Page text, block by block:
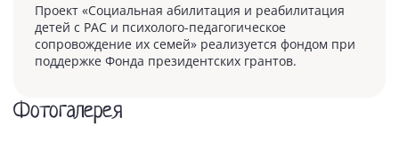
Проект «Социальная абилитация и реабилитация
детей с РАС и психолого-педагогическое
сопровождение их семей» реализуется фондом при
поддержке Фонда президентских грантов.
Фотогалерея